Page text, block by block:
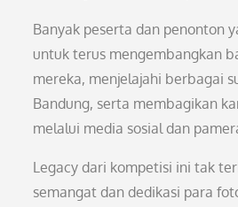
Banyak peserta dan penonton
untuk terus mengembangkan
mereka, menjelajahi berbagai
Bandung, serta membagikan
melalui media sosial dan
Legacy dari kompetisi ini tak
semangat dan dedikasi para